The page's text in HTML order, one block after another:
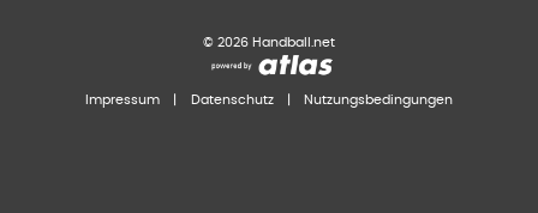
© 2026 Handball.net
Impressum Datenschutz Nutzungsbedingungen